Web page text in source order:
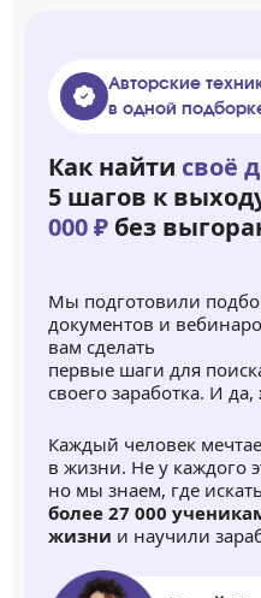
Авторские
в одной
Как найти своё
5 шагов к
000 ₽ без
Мы подготовили
документов и
вам сделать
первые шаги для
своего заработка. И да,
Каждый человек
в жизни. Не у каждого
но мы знаем, где
более 27 000
жизни и научили